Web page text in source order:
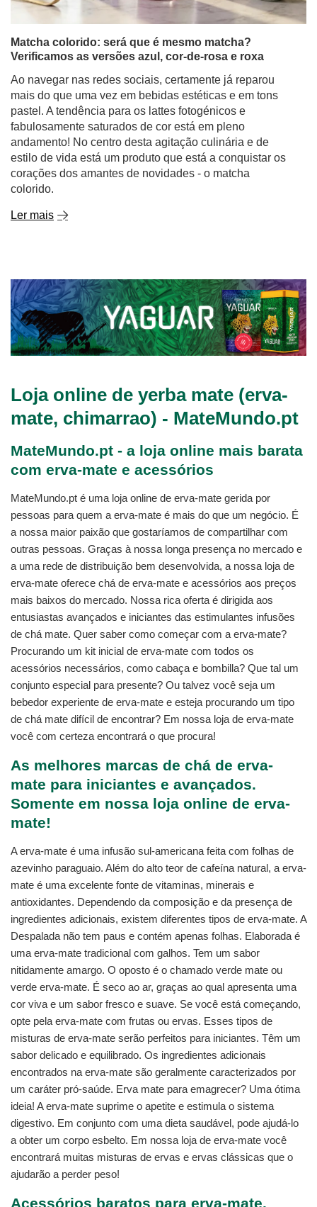
Matcha colorido: será que é mesmo matcha?
Verificamos as versões azul, cor-de-rosa e roxa
Ao navegar nas redes sociais, certamente já reparou
mais do que uma vez em bebidas estéticas e em tons
pastel. A tendência para os lattes fotogénicos e
fabulosamente saturados de cor está em pleno
andamento! No centro desta agitação culinária e de
estilo de vida está um produto que está a conquistar os
corações dos amantes de novidades - o matcha
colorido.
Ler mais
Loja online de yerba mate (erva-
mate, chimarrao) - MateMundo.pt
MateMundo.pt - a loja online mais barata
com erva-mate e acessórios
MateMundo.pt é uma loja online de erva-mate gerida por
pessoas para quem a erva-mate é mais do que um negócio. É
a nossa maior paixão que gostaríamos de compartilhar com
outras pessoas. Graças à nossa longa presença no mercado e
a uma rede de distribuição bem desenvolvida, a nossa loja de
erva-mate oferece chá de erva-mate e acessórios aos preços
mais baixos do mercado. Nossa rica oferta é dirigida aos
entusiastas avançados e iniciantes das estimulantes infusões
de chá mate. Quer saber como começar com a erva-mate?
Procurando um kit inicial de erva-mate com todos os
acessórios necessários, como cabaça e bombilla? Que tal um
conjunto especial para presente? Ou talvez você seja um
bebedor experiente de erva-mate e esteja procurando um tipo
de chá mate difícil de encontrar? Em nossa loja de erva-mate
você com certeza encontrará o que procura!
As melhores marcas de chá de erva-
mate para iniciantes e avançados.
Somente em nossa loja online de erva-
mate!
A erva-mate é uma infusão sul-americana feita com folhas de
azevinho paraguaio. Além do alto teor de cafeína natural, a erva-
mate é uma excelente fonte de vitaminas, minerais e
antioxidantes. Dependendo da composição e da presença de
ingredientes adicionais, existem diferentes tipos de erva-mate. A
Despalada não tem paus e contém apenas folhas. Elaborada é
uma erva-mate tradicional com galhos. Tem um sabor
nitidamente amargo. O oposto é o chamado verde mate ou
verde erva-mate. É seco ao ar, graças ao qual apresenta uma
cor viva e um sabor fresco e suave. Se você está começando,
opte pela erva-mate com frutas ou ervas. Esses tipos de
misturas de erva-mate serão perfeitos para iniciantes. Têm um
sabor delicado e equilibrado. Os ingredientes adicionais
encontrados na erva-mate são geralmente caracterizados por
um caráter pró-saúde. Erva mate para emagrecer? Uma ótima
ideia! A erva-mate suprime o apetite e estimula o sistema
digestivo. Em conjunto com uma dieta saudável, pode ajudá-lo
a obter um corpo esbelto. Em nossa loja de erva-mate você
encontrará muitas misturas de ervas e ervas clássicas que o
ajudarão a perder peso!
Acessórios baratos para erva-mate.